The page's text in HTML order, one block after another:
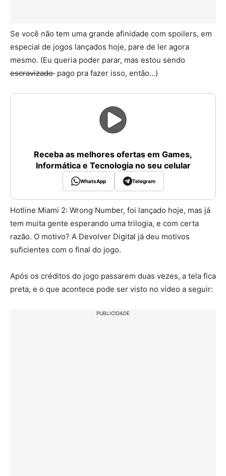
Se você não tem uma grande afinidade com spoilers, em
especial de jogos lançados hoje, pare de ler agora
mesmo. (Eu queria poder parar, mas estou sendo
escravizado pago pra fazer isso, então…)
Receba as melhores ofertas em Games,
Informática e Tecnologia no seu celular
WhatsApp Telegram
Hotline Miami 2: Wrong Number, foi lançado hoje, mas já
tem muita gente esperando uma trilogia, e com certa
razão. O motivo? A Devolver Digital já deu motivos
suficientes com o final do jogo.
Após os créditos do jogo passarem duas vezes, a tela fica
preta, e o que acontece pode ser visto no vídeo a seguir:
PUBLICIDADE